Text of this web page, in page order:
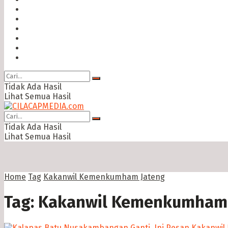
Tidak Ada Hasil
Lihat Semua Hasil
Tidak Ada Hasil
Lihat Semua Hasil
Home Tag Kakanwil Kemenkumham Jateng
Tag: Kakanwil